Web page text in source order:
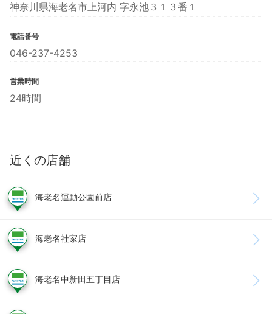
神奈川県海老名市上河内 字永池３１３番１
電話番号
046-237-4253
営業時間
24時間
近くの店舗
海老名運動公園前店
海老名社家店
海老名中新田五丁目店